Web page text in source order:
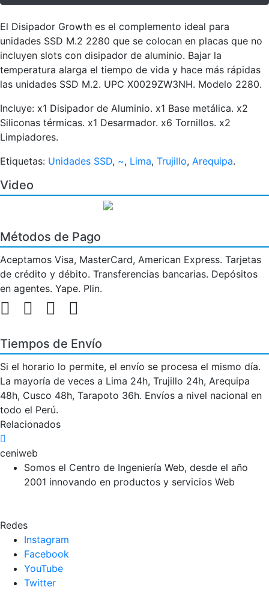
El Disipador Growth es el complemento ideal para
unidades SSD M.2 2280 que se colocan en placas que no
incluyen slots con disipador de aluminio. Bajar la
temperatura alarga el tiempo de vida y hace más rápidas
las unidades SSD M.2. UPC X0029ZW3NH. Modelo 2280.
Incluye: x1 Disipador de Aluminio. x1 Base metálica. x2
Siliconas térmicas. x1 Desarmador. x6 Tornillos. x2
Limpiadores.
Etiquetas: Unidades SSD, ~, Lima, Trujillo, Arequipa.
Video
Métodos de Pago
Aceptamos Visa, MasterCard, American Express. Tarjetas
de crédito y débito. Transferencias bancarias. Depósitos
en agentes. Yape. Plin.
Tiempos de Envío
Si el horario lo permite, el envío se procesa el mismo día.
La mayoría de veces a Lima 24h, Trujillo 24h, Arequipa
48h, Cusco 48h, Tarapoto 36h. Envíos a nivel nacional en
todo el Perú.
Relacionados
ceniweb
Somos el Centro de Ingeniería Web, desde el año
2001 innovando en productos y servicios Web
Redes
Instagram
Facebook
YouTube
Twitter